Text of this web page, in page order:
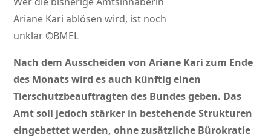
Ariane Kari ablösen wird, ist noch
unklar ©BMEL
Nach dem Ausscheiden von Ariane Kari zum Ende
des Monats wird es auch künftig einen
Tierschutzbeauftragten des Bundes geben. Das
Amt soll jedoch stärker in bestehende Strukturen
eingebettet werden, ohne zusätzliche Bürokratie